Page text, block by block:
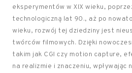
eksperymentów w XIX wieku,
technologiczną lat 90., aż po
wieku, rozwój tej dziedziny jest
twórców filmowych. Dzięki
takim jak CGI czy motion capture,
na realizmie i znaczeniu, wpływając